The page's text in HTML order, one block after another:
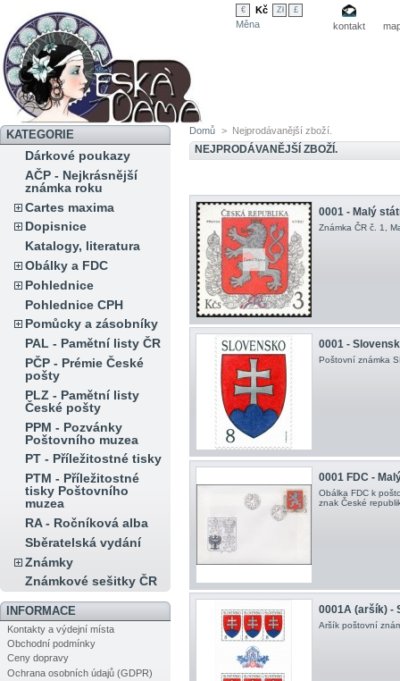
€ Kč Zł £
Měna kontakt
KATEGORIE
Dárkové poukazy
AČP - Nejkrásnější
známka roku
Cartes maxima
Dopisnice
Katalogy, literatura
Obálky a FDC
Pohlednice
Pohlednice CPH
Pomůcky a zásobníky
PAL - Pamětní listy ČR
PČP - Prémie České
pošty
PLZ - Pamětní listy
České pošty
PPM - Pozvánky
Poštovního muzea
PT - Příležitostné tisky
PTM - Příležitostné
tisky Poštovního
muzea
RA - Ročníková alba
Sběratelská vydání
Známky
Známkové sešitky ČR
INFORMACE
Kontakty a výdejní místa
Obchodní podmínky
Ceny dopravy
Ochrana osobních údajů (GDPR)
Domů > Nejprodávanější zboží.
NEJPRODÁVANĚJŠÍ ZBOŽÍ.
0001 - Malý
Známka ČR č. 1,
0001 -
Poštovní známka
0001 FDC -
Obálka FDC k
znak České
0001A (aršík) -
Aršík poštovní